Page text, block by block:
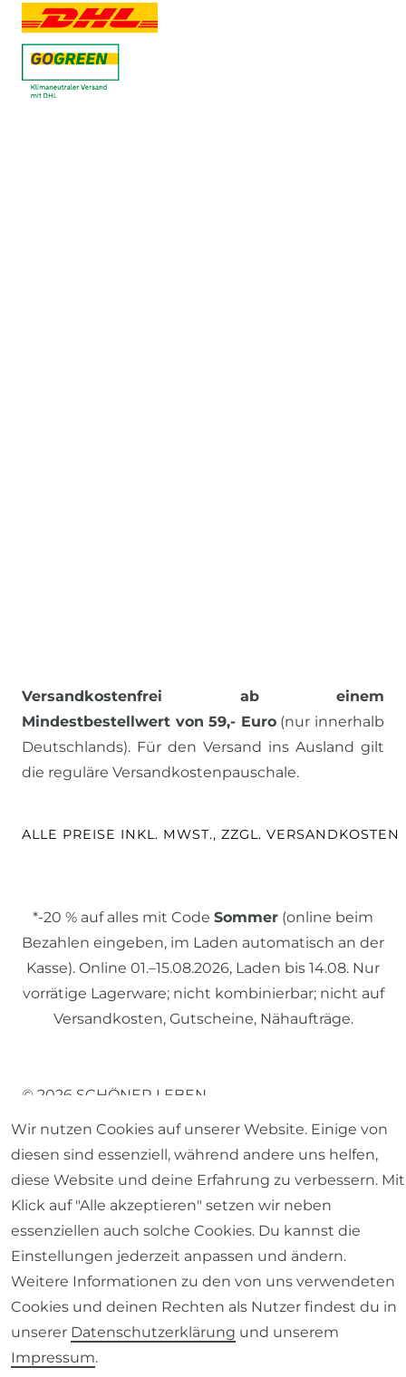
Versandkostenfrei ab einem
Mindestbestellwert von 59,- Euro(nur innerhalb
Deutschlands). Für den Versand ins Ausland gilt
die reguläre Versandkostenpauschale.
ALLE PREISE INKL. MWST., ZZGL. VERSANDKOSTEN
*-20 % auf alles mit Code Sommer (online beim
Bezahlen eingeben, im Laden automatisch an der
Kasse). Online 01.–15.08.2026, Laden bis 14.08. Nur
vorrätige Lagerware; nicht kombinierbar; nicht auf
Versandkosten, Gutscheine, Nähaufträge.
© 2026 SCHÖNER LEBEN.
Impressum Daten­schutz­erklärung AGB
Barrierefreiheitserklärung Widerrufs­recht
Wir nutzen Cookies auf unserer Website. Einige von
diesen sind essenziell, während andere uns helfen,
diese Website und deine Erfahrung zu verbessern. Mit
Klick auf "Alle akzeptieren" setzen wir neben
essenziellen auch solche Cookies. Du kannst die
Einstellungen jederzeit anpassen und ändern.
Weitere Informationen zu den von uns verwendeten
Cookies und deinen Rechten als Nutzer findest du in
unserer Daten­schutz­erklärung und unserem
Impressum.